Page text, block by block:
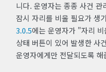
니다. 운영자는 종종 사건
잠시 자리를 비울 필요가 생
3.0.5에는 운영자가 "자리
상태 버튼이 있어 발생한 사
운영자에게만 전달되도록 해